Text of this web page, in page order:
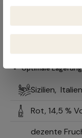
Lieferzeit 1-2
Bruchsicherer &
Optimale
Sizilien, Italien
Rot, 14,5 %
dezente